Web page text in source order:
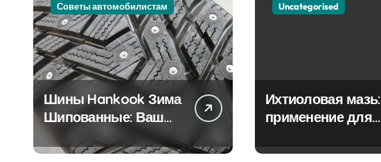
Советы автомобилистам
Шины Hankook Зима
Шипованные: Ваш
Надежный Партнёр
на Снежных Дорогах
Uncategorised
Ихтиоловая мазь:
применение для